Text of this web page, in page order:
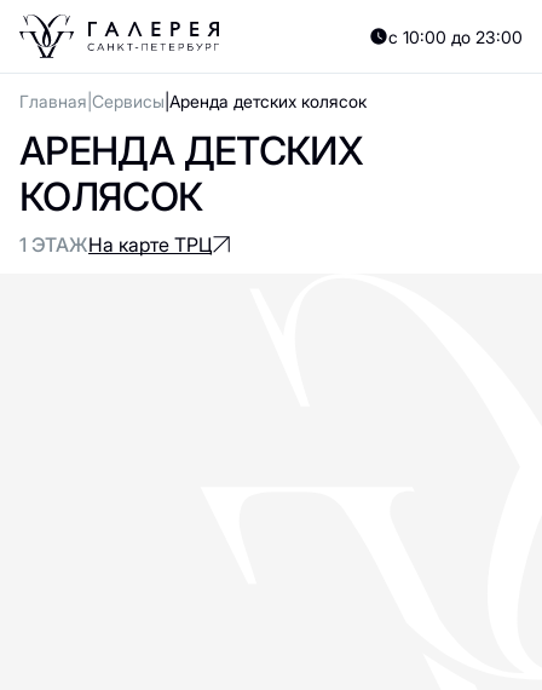
с 10:00 до 23:00
Главная Сервисы Аренда детских колясок
АРЕНДА ДЕТСКИХ
КОЛЯСОК
1 ЭТАЖНа карте ТРЦ